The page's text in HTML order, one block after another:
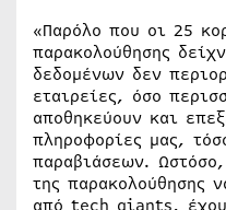
«Παρόλο που οι 25
παρακολούθησης
δεδομένων δεν
εταιρείες, όσο
αποθηκεύουν και
πληροφορίες μας,
παραβιάσεων.
της παρακολούθησης